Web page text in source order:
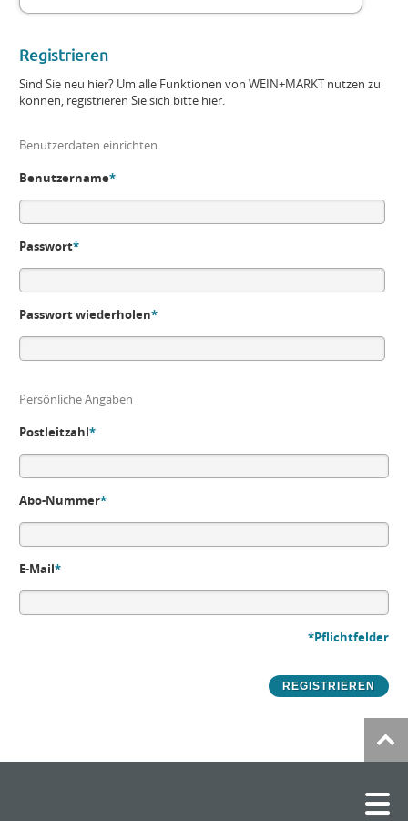
Registrieren
Sind Sie neu hier? Um alle Funktionen von WEIN+MARKT nutzen zu
können, registrieren Sie sich bitte hier.
Benutzerdaten einrichten
Benutzername*
Passwort*
Passwort wiederholen*
Persönliche Angaben
Postleitzahl*
Abo-Nummer*
E-Mail*
*Pflichtfelder